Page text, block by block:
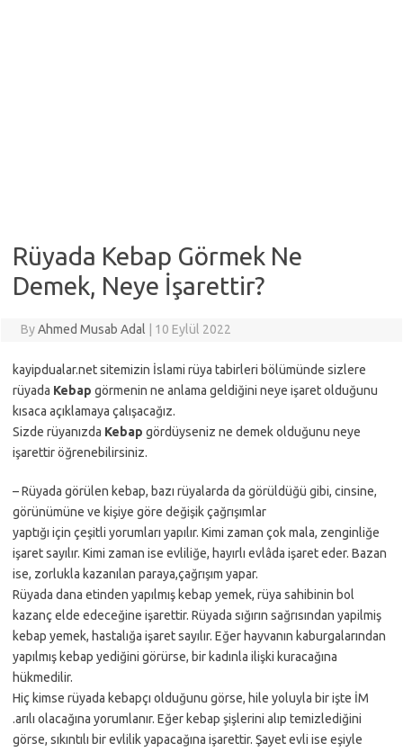
Rüyada Kebap Görmek Ne
Demek, Neye İşarettir?
ByAhmed Musab Adal 10 Eylül 2022
kayipdualar.net sitemizin İslami rüya tabirleri bölümünde sizlere
rüyada Kebap görmenin ne anlama geldiğini neye işaret olduğunu
kısaca açıklamaya çalışacağız.
Sizde rüyanızda Kebap gördüyseniz ne demek olduğunu neye
işarettir öğrenebilirsiniz.
– Rüyada görülen kebap, bazı rüyalarda da görüldüğü gibi, cinsine,
görünümüne ve kişiye göre değişik çağrışımlar
yaptığı için çeşitli yorumları yapılır. Kimi zaman çok mala, zenginliğe
işaret sayılır. Kimi zaman ise evliliğe, hayırlı evlâda işaret eder. Bazan
ise, zorlukla kazanılan paraya,çağrışım yapar.
Rüyada dana etinden yapılmış kebap yemek, rüya sahibinin bol
kazanç elde edeceğine işarettir. Rüyada sığırın sağrısından yapilmiş
kebap yemek, hastalığa işaret sayılır. Eğer hayvanın kaburgalarından
yapılmış kebap yediğini görürse, bir kadınla ilişki kuracağına
hükmedilir.
Hiç kimse rüyada kebapçı olduğunu görse, hile yoluyla bir işte İM
.arılı olacağına yorumlanır. Eğer kebap şişlerini alıp temizlediğini
görse, sıkıntılı bir evlilik yapacağına işarettir. Şayet evli ise eşiyle